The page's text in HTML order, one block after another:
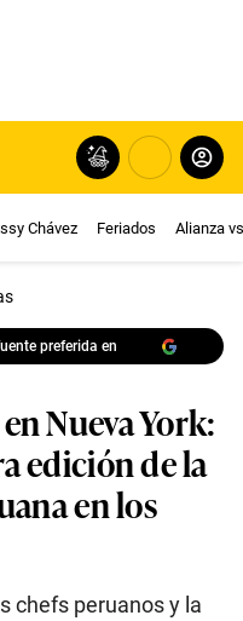
Chávez Feriados Alianza
preferida en
Nueva York:
edición de la
en los
chefs peruanos y la